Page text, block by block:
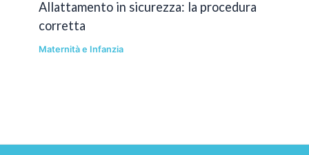
Allattamento in sicurezza: la procedura
corretta
Maternità e Infanzia